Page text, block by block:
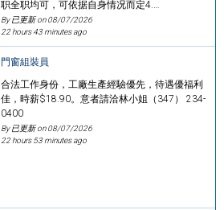
职全职均可，可依据自身情况而定4.…
By 已更新 on08/07/2026
22 hours 43 minutes ago
門窗組裝員
合法工作身份，工廠生產經驗優先，待遇優福利
佳，時薪$18.90。意者請洽林小姐（347） 234-
0400
By 已更新 on08/07/2026
22 hours 53 minutes ago